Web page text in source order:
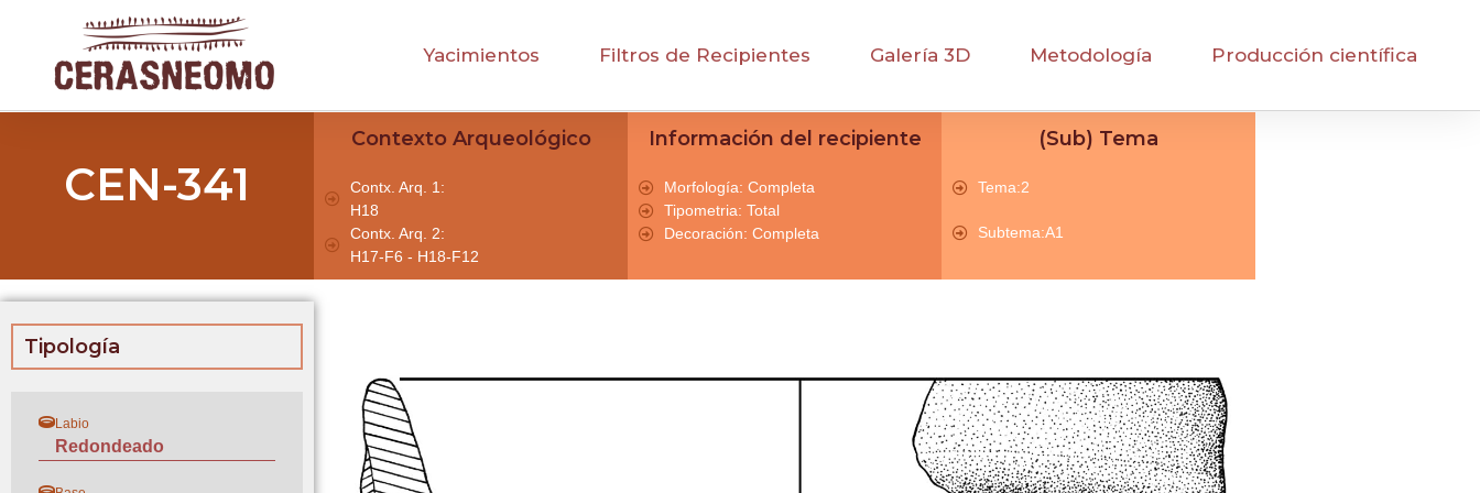
Yacimientos Filtros de Recipientes Galería 3D Metodología Producción científica
CEN-341
Contexto Arqueológico
Contx. Arq. 1:
H18
Contx. Arq. 2:
H17-F6 - H18-F12
Información del recipiente
Morfología: Completa
Tipometria: Total
Decoración: Completa
(Sub) Tema
Tema:2
Subtema:A1
Tipología
Labio
Redondeado